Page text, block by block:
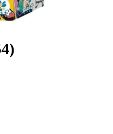
)